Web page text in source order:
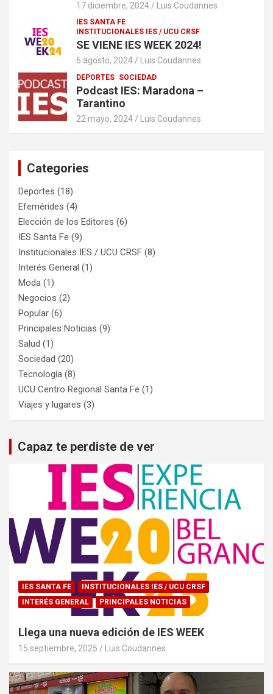
17 diciembre, 2024 Luis Coudannes
IES SANTA FE
INSTITUCIONALES IES / UCU CRSF
SE VIENE IES WEEK 2024!
6 agosto, 2024 Luis Coudannes
DEPORTES SOCIEDAD
Podcast IES: Maradona –
Tarantino
22 mayo, 2024 Luis Coudannes
Categories
Deportes (18)
Efemérides (4)
Elección de los Editores (6)
IES Santa Fe (9)
Institucionales IES / UCU CRSF (8)
Interés General (1)
Moda (1)
Negocios (2)
Popular (6)
Principales Noticias (9)
Salud (1)
Sociedad (20)
Tecnología (8)
UCU Centro Regional Santa Fe (1)
Viajes y lugares (3)
Capaz te perdiste de ver
IES SANTA FE
INSTITUCIONALES IES / UCU CRSF
INTERÉS GENERAL
PRINCIPALES NOTICIAS
Llega una nueva edición de IES WEEK
15 septiembre, 2025 Luis Coudannes